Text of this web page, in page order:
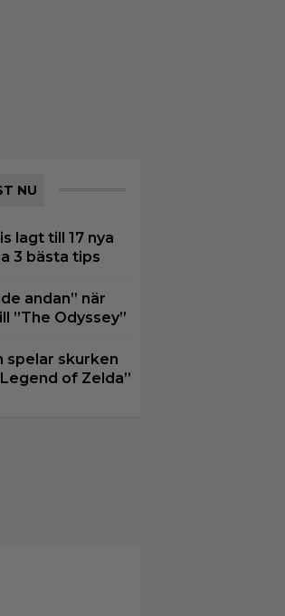
NU
lagt till 17 nya
3 bästa tips
andan” när
”The Odyssey”
spelar skurken
of Zelda”